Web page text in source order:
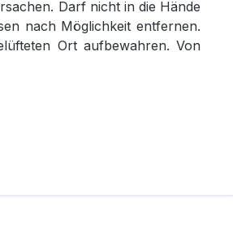
Darf nicht in die Hände
nach Möglichkeit entfernen.
Ort aufbewahren. Von